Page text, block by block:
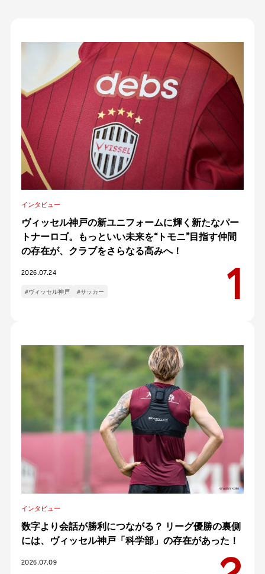
インタビュー
ヴィッセル神戸の新ユニフォームに輝く新たなパー
トナーロゴ。もっといい未来を“トモニ”目指す仲間
の存在が、クラブをさらなる高みへ！
2026.07.24
#ヴィッセル神戸 #サッカー
インタビュー
数字より会話が勝利につながる？ リーグ優勝の裏側
には、ヴィッセル神戸「科学部」の存在があった！
2026.07.09